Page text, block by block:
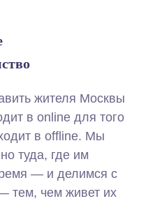
жителя Москвы
в online для того
в offline. Мы
туда, где им
— и делимся с
тем, чем живет их